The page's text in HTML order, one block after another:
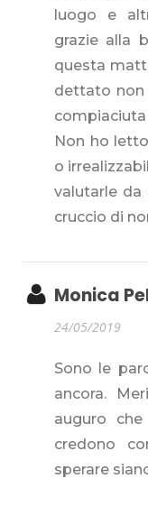
luogo e
grazie alla
questa
dettato non
Non ho
o
valutarle da
cruccio di
Monica
24/05/2019
Sono le
ancora.
auguro
credono
sperare